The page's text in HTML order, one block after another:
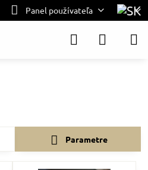
Panel používateľa
Parametre